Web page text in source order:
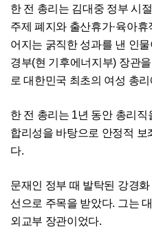
한 전 총리는 김대중 정부 시
주제 폐지와 출산휴가·육아휴
어지는 굵직한 성과를 낸 인
경부(현 기후에너지부) 장관
로 대한민국 최초의 여성 총
한 전 총리는 1년 동안 총리
합리성을 바탕으로 안정적
다.
문재인 정부 때 발탁된 강경
선으로 주목을 받았다. 그는
외교부 장관이었다.